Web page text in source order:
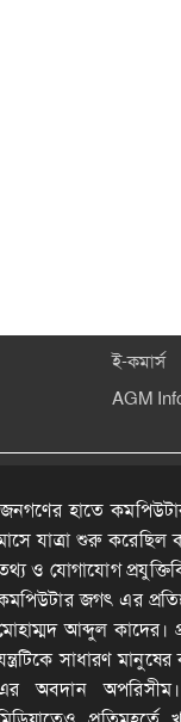
ই-কমার্স
AGM
হাতে
যাত্রা শুরু করেছিল
ও যোগাযোগ
জগৎ এর
আব্দুল কাদের।
সাধারণ
অবদান অপরিসীম।